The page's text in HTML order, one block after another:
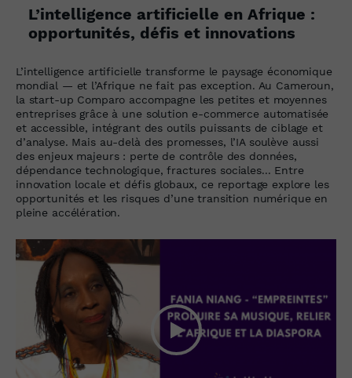
L’intelligence artificielle en Afrique :
opportunités, défis et innovations
L’intelligence artificielle transforme le paysage économique
mondial — et l’Afrique ne fait pas exception. Au Cameroun,
la start-up Comparo accompagne les petites et moyennes
entreprises grâce à une solution e-commerce automatisée
et accessible, intégrant des outils puissants de ciblage et
d’analyse. Mais au-delà des promesses, l’IA soulève aussi
des enjeux majeurs : perte de contrôle des données,
dépendance technologique, fractures sociales... Entre
innovation locale et défis globaux, ce reportage explore les
opportunités et les risques d’une transition numérique en
pleine accélération.